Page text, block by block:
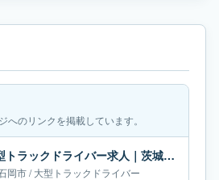
へのリンクを掲載しています。
MDL株式会社の大型トラックドライバー求人｜茨城県石岡市｜月給66万円
岡市/大型トラックドライバー